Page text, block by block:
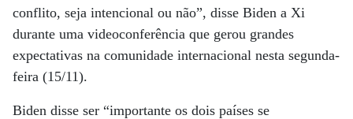
conflito, seja intencional ou não”, disse Biden a Xi
durante uma videoconferência que gerou grandes
expectativas na comunidade internacional nesta segunda-
feira (15/11).
Biden disse ser “importante os dois países se